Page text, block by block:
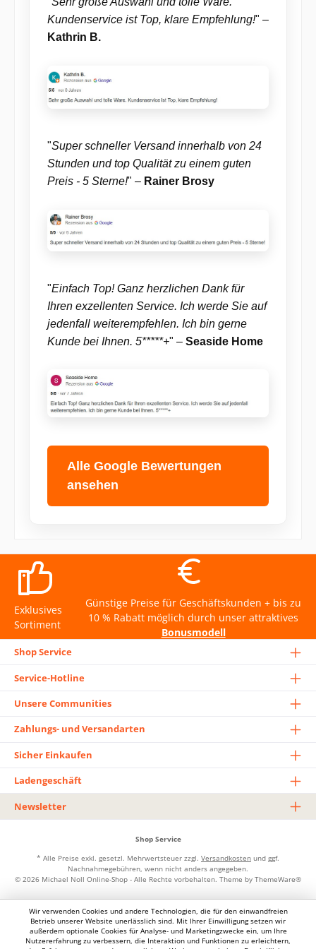
Pflegeleicht: Echte Bananenpflanzen benötigen spezielle Pflege, um
gesund zu bleiben. Mit unserer künstlichen Variante sparst du dir die
Zeit und Mühe. Ein gelegentliches Abstauben reicht aus.
Allergikerfreundlich: Echte Pflanzen können Allergien auslösen. Diese
künstliche Bananenpflanze bleibt dir jahrelang erhalten und sieht immer
frisch und lebendig aus. Flexibilität: Platziere die Pflanze, wo immer du
möchtest. Da sie kein Sonnenlicht benötigt, kannst du auch dunkle Ecken
aufwerten und dein Zuhause nach Belieben gestalten. Diese kunstvoll
Kundenservice ist Top, klare Empfehlung!" –
Kathrin B.
"Super schneller Versand innerhalb von 24
Stunden und top Qualität zu einem guten
Preis - 5 Sterne!" – Rainer Brosy
"Einfach Top! Ganz herzlichen Dank für
Ihren exzellenten Service. Ich werde Sie auf
jedenfall weiterempfehlen. Ich bin gerne
Kunde bei Ihnen. 5*****+" – Seaside Home
Alle Google Bewertungen
ansehen
Exklusives
Sortiment
Günstige Preise für Geschäftskunden + bis zu
10 % Rabatt möglich durch unser attraktives
Bonusmodell
Shop Service
Service-Hotline
Unsere Communities
Zahlungs- und Versandarten
Sicher Einkaufen
Ladengeschäft
Newsletter
Shop Service
* Alle Preise exkl. gesetzl. Mehrwertsteuer zzgl. Versandkosten und ggf.
Nachnahmegebühren, wenn nicht anders angegeben.
© 2026 Michael Noll Online-Shop - Alle Rechte vorbehalten. Theme by ThemeWare®
Wir verwenden Cookies und andere Technologien, die für den einwandfreien
Betrieb unserer Website unerlässlich sind. Mit Ihrer Einwilligung setzen wir
außerdem optionale Cookies für Analyse- und Marketingzwecke ein, um Ihre
Nutzererfahrung zu verbessern, die Interaktion und Funktionen zu erleichtern,